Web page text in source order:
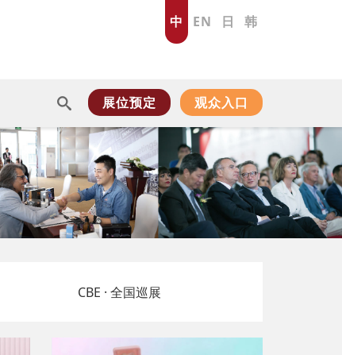
中 EN 日 韩
展位预定 观众入口
CBE · 全国巡展